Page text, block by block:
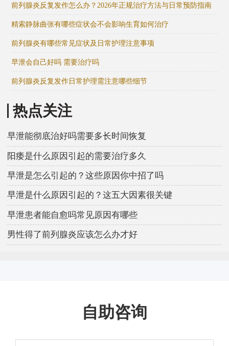
前列腺炎反复发作怎么办？2026年正规治疗方法与日常预防指南
精索静脉曲张有哪些症状会不会影响生育如何治疗
前列腺炎有哪些常见症状及日常护理注意事项
早泄会自己好吗 需要治疗吗
前列腺炎反复发作日常护理需注意哪些细节
热点关注
早泄能彻底治好吗需要多长时间恢复
阳痿是什么原因引起的需要治疗多久
早泄是怎么引起的？这些原因你中招了吗
早泄是什么原因引起的？这五大因素很关键
早泄患者能自愈吗常见原因有哪些
男性得了前列腺炎应该怎么办才好
自助咨询